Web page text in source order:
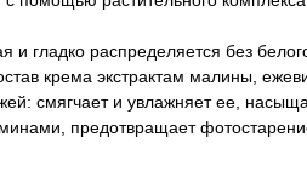
и гладко распределяется без
крема экстрактам малины,
смягчает и увлажняет ее,
предотвращает